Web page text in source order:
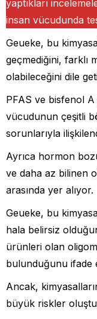
yaptıkları
insan vücudunda
Geueke, bu
geçmediğini, farklı
olabileceğini dile
PFAS ve bisfenol
vücudunun çeşitli
sorunlarıyla
Ayrıca hormon
ve daha az bilinen
arasında yer alıyor.
Geueke, bu
hala belirsiz
ürünleri olan
bulunduğunu ifade
Ancak,
büyük riskler